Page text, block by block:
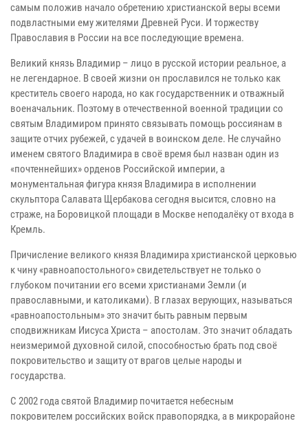
самым положив начало обретению христианской веры всеми
подвластными ему жителями Древней Руси. И торжеству
Православия в России на все последующие времена.
Великий князь Владимир – лицо в русской истории реальное, а
не легендарное. В своей жизни он прославился не только как
креститель своего народа, но как государственник и отважный
военачальник. Поэтому в отечественной военной традиции со
святым Владимиром принято связывать помощь россиянам в
защите отчих рубежей, с удачей в воинском деле. Не случайно
именем святого Владимира в своё время был назван один из
«почтеннейших» орденов Российской империи, а
монументальная фигура князя Владимира в исполнении
скульптора Салавата Щербакова сегодня высится, словно на
страже, на Боровицкой площади в Москве неподалёку от входа в
Кремль.
Причисление великого князя Владимира христианской церковью
к чину «равноапостольного» свидетельствует не только о
глубоком почитании его всеми христианами Земли (и
православными, и католиками). В глазах верующих, называться
«равноапостольным» это значит быть равным первым
сподвижникам Иисуса Христа – апостолам. Это значит обладать
неизмеримой духовной силой, способностью брать под своё
покровительство и защиту от врагов целые народы и
государства.
С 2002 года святой Владимир почитается небесным
покровителем российских войск правопорядка, а в микрорайоне